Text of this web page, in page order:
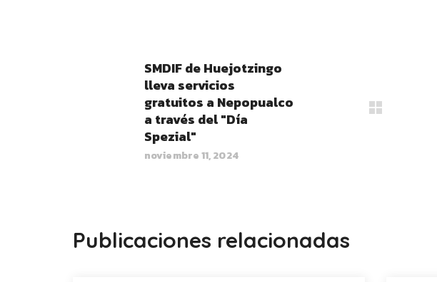
SMDIF de Huejotzingo
lleva servicios
gratuitos a Nepopualco
a través del "Día
Spezial"
noviembre 11, 2024
Publicaciones relacionadas